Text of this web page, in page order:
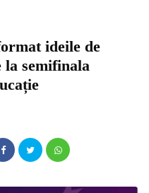
ideile de
la semifinala